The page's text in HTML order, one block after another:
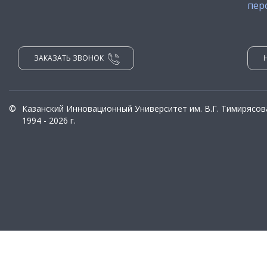
ЗАКАЗАТЬ ЗВОНОК
©
Казанский Инновационный Университет им. В.Г.
1994 - 2026 г.